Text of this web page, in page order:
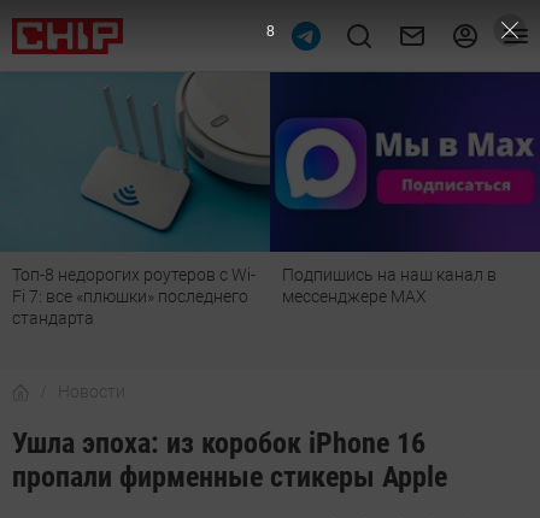
Топ-8 недорогих роутеров с Wi-
Fi 7: все «плюшки» последнего
стандарта
Подпишись на наш канал в
мессенджере МАХ
Новости
Ушла эпоха: из коробок iPhone 16
пропали фирменные стикеры Apple
7